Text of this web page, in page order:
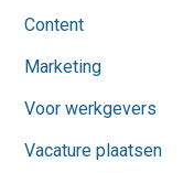
Content
Marketing
Voor werkgevers
Vacature plaatsen